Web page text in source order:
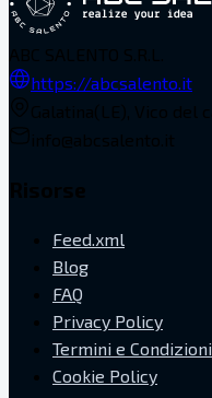
https://abcsalento.it
Feed.xml
Blog
FAQ
Privacy Policy
Termini e Condizioni
Cookie Policy